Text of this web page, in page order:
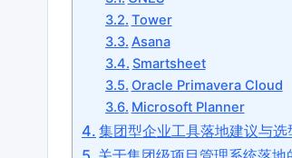
Tower
Asana
Smartsheet
Oracle Primavera Cloud
Microsoft Planner
集团型企业工具落地建议与选